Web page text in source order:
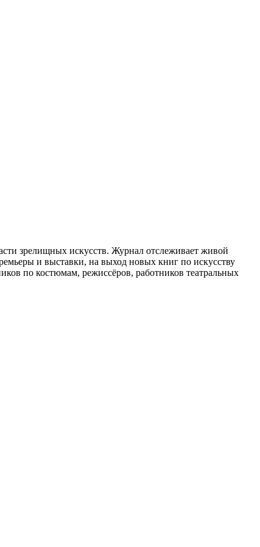
зрелищных искусств. Журнал отслеживает живой
и выставки, на выход новых книг по искусству
по костюмам, режиссёров, работников театральных